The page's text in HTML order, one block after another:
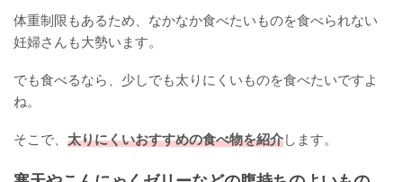
体重制限もあるため、なかなか食べたいものを食べられない
妊婦さんも大勢います。
でも食べるなら、少しでも太りにくいものを食べたいですよ
ね。
そこで、 太りにくいおすすめの食べ物を紹介します。